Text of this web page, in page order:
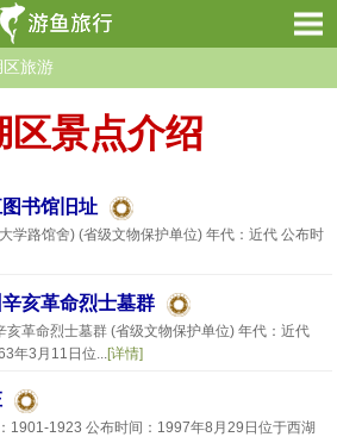
区旅游
区景点介绍
书馆旧址
学路馆舍) (省级文物保护单位) 年代：近代 公布时
亥革命烈士墓群
亥革命烈士墓群 (省级文物保护单位) 年代：近代
年3月11日位...[详情]
1901-1923 公布时间：1997年8月29日位于西湖